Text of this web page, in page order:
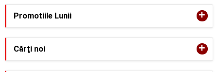
Promotiile Lunii +
Cărţi noi +